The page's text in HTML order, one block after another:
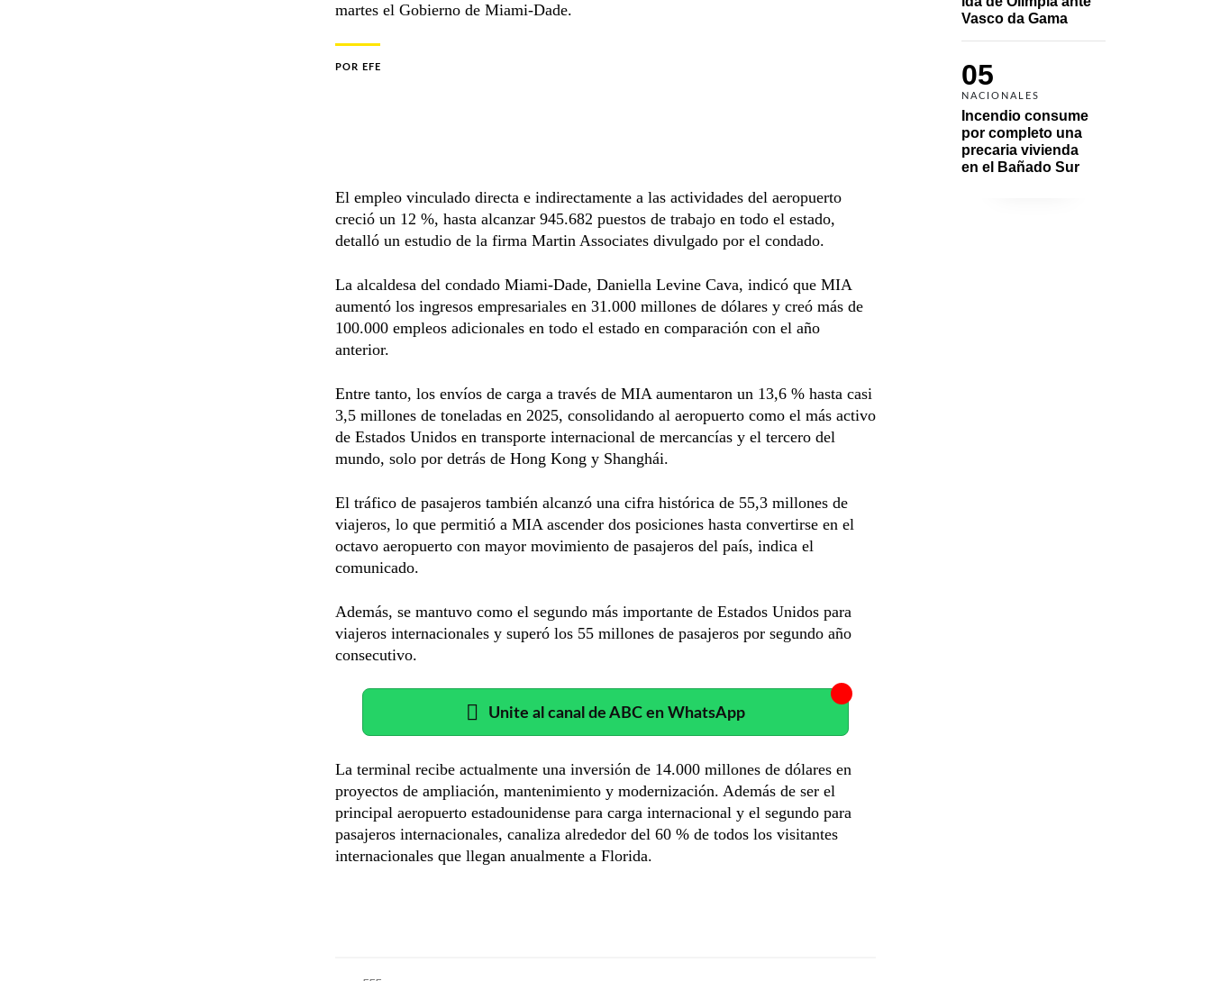
Vasco da Gama
05
NACIONALES
Incendio consume
por completo una
precaria vivienda
en el Bañado Sur
martes el Gobierno de Miami-Dade.
POR EFE
El empleo vinculado directa e indirectamente a las actividades del aeropuerto
creció un 12 %, hasta alcanzar 945.682 puestos de trabajo en todo el estado,
detalló un estudio de la firma Martin Associates divulgado por el condado.
La alcaldesa del condado Miami-Dade, Daniella Levine Cava, indicó que MIA
aumentó los ingresos empresariales en 31.000 millones de dólares y creó más de
100.000 empleos adicionales en todo el estado en comparación con el año
anterior.
Entre tanto, los envíos de carga a través de MIA aumentaron un 13,6 % hasta casi
3,5 millones de toneladas en 2025, consolidando al aeropuerto como el más activo
de Estados Unidos en transporte internacional de mercancías y el tercero del
mundo, solo por detrás de Hong Kong y Shanghái.
El tráfico de pasajeros también alcanzó una cifra histórica de 55,3 millones de
viajeros, lo que permitió a MIA ascender dos posiciones hasta convertirse en el
octavo aeropuerto con mayor movimiento de pasajeros del país, indica el
comunicado.
Además, se mantuvo como el segundo más importante de Estados Unidos para
viajeros internacionales y superó los 55 millones de pasajeros por segundo año
consecutivo.
Unite al canal de ABC en WhatsApp
La terminal recibe actualmente una inversión de 14.000 millones de dólares en
proyectos de ampliación, mantenimiento y modernización. Además de ser el
principal aeropuerto estadounidense para carga internacional y el segundo para
pasajeros internacionales, canaliza alrededor del 60 % de todos los visitantes
internacionales que llegan anualmente a Florida.